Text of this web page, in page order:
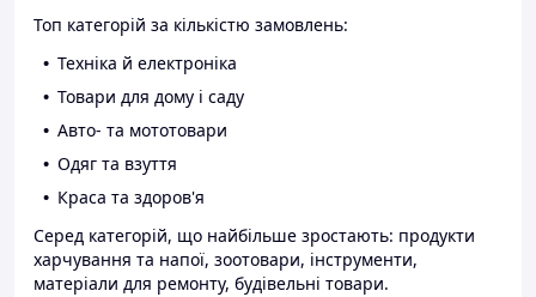
Топ категорій за кількістю замовлень:
Техніка й електроніка
Товари для дому і саду
Авто- та мототовари
Одяг та взуття
Краса та здоров'я
Серед категорій, що найбільше зростають: продукти
харчування та напої, зоотовари, інструменти,
матеріали для ремонту, будівельні товари.